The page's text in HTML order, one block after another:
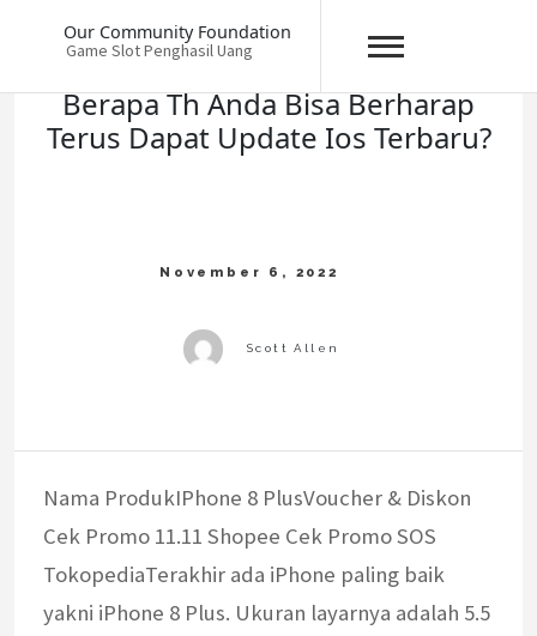
Our Community Foundation
Game Slot Penghasil Uang
Berapa Th Anda Bisa Berharap
Terus Dapat Update Ios Terbaru?
Nama ProdukIPhone 8 PlusVoucher & Diskon
Cek Promo 11.11 Shopee Cek Promo SOS
TokopediaTerakhir ada iPhone paling baik
yakni iPhone 8 Plus. Ukuran layarnya adalah 5.5